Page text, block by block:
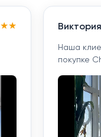
★★
Наша
покупке